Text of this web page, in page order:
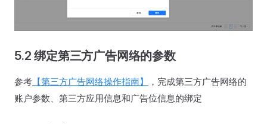
5.2 绑定第三方广告网络的参数
参考 【第三方广告网络操作指南】
，完成第三方广告网络的
账户参数、第三方应用信息和广告位信息的绑定